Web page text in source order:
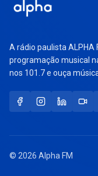
A rádio paulista ALPHA
programação musical
nos 101.7 e ouça
© 2026 Alpha FM